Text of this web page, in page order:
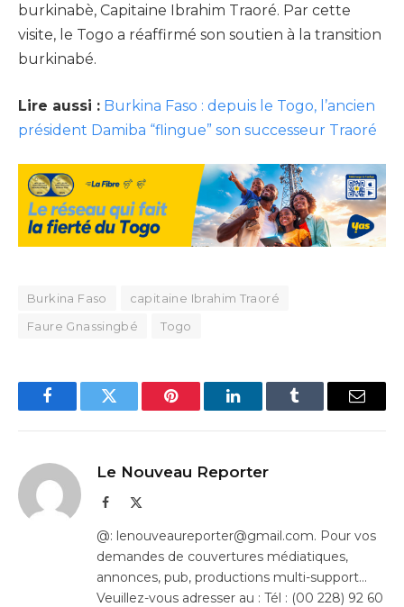
burkinabè, Capitaine Ibrahim Traoré. Par cette
visite, le Togo a réaffirmé son soutien à la transition
burkinabé.
Lire aussi : Burkina Faso : depuis le Togo, l’ancien
président Damiba “flingue” son successeur Traoré
Burkina Faso
capitaine Ibrahim Traoré
Faure Gnassingbé
Togo
FacebookTwitter Pinterest LinkedInTumblr Email
Le Nouveau Reporter
Facebook
@: lenouveaureporter@gmail.com. Pour vos
demandes de couvertures médiatiques,
annonces, pub, productions multi-support…
Veuillez-vous adresser au : Tél : (00 228) 92 60